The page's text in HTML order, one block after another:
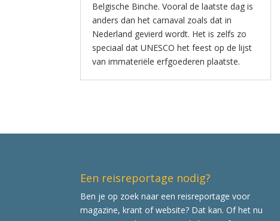
Belgische Binche. Vooral de laatste dag is
anders dan het carnaval zoals dat in
Nederland gevierd wordt. Het is zelfs zo
speciaal dat UNESCO het feest op de lijst
van immateriële erfgoederen plaatste.
Een reisreportage nodig?
Ben je op zoek naar een reisreportage voor
magazine, krant of website? Dat kan. Of het nu